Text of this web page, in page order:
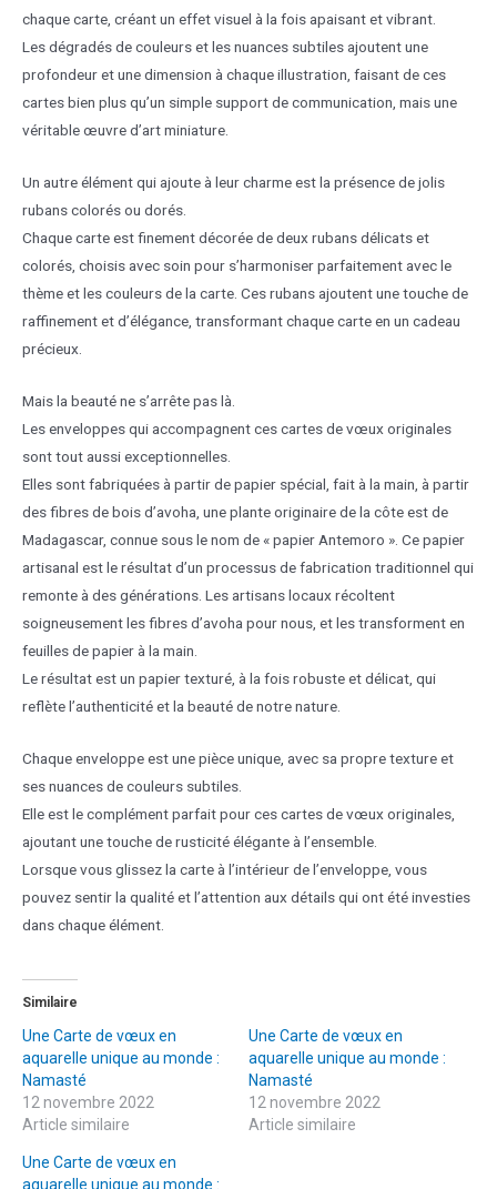
chaque carte, créant un effet visuel à la fois apaisant et vibrant.
Les dégradés de couleurs et les nuances subtiles ajoutent une
profondeur et une dimension à chaque illustration, faisant de ces
cartes bien plus qu’un simple support de communication, mais une
véritable œuvre d’art miniature.
Un autre élément qui ajoute à leur charme est la présence de jolis
rubans colorés ou dorés.
Chaque carte est finement décorée de deux rubans délicats et
colorés, choisis avec soin pour s’harmoniser parfaitement avec le
thème et les couleurs de la carte. Ces rubans ajoutent une touche de
raffinement et d’élégance, transformant chaque carte en un cadeau
précieux.
Mais la beauté ne s’arrête pas là.
Les enveloppes qui accompagnent ces cartes de vœux originales
sont tout aussi exceptionnelles.
Elles sont fabriquées à partir de papier spécial, fait à la main, à partir
des fibres de bois d’avoha, une plante originaire de la côte est de
Madagascar, connue sous le nom de « papier Antemoro ». Ce papier
artisanal est le résultat d’un processus de fabrication traditionnel qui
remonte à des générations. Les artisans locaux récoltent
soigneusement les fibres d’avoha pour nous, et les transforment en
feuilles de papier à la main.
Le résultat est un papier texturé, à la fois robuste et délicat, qui
reflète l’authenticité et la beauté de notre nature.
Chaque enveloppe est une pièce unique, avec sa propre texture et
ses nuances de couleurs subtiles.
Elle est le complément parfait pour ces cartes de vœux originales,
ajoutant une touche de rusticité élégante à l’ensemble.
Lorsque vous glissez la carte à l’intérieur de l’enveloppe, vous
pouvez sentir la qualité et l’attention aux détails qui ont été investies
dans chaque élément.
Similaire
Une Carte de vœux en
aquarelle unique au monde :
Namasté
12 novembre 2022
Article similaire
Une Carte de vœux en
aquarelle unique au monde :
Namasté
12 novembre 2022
Article similaire
Une Carte de vœux en
aquarelle unique au monde :